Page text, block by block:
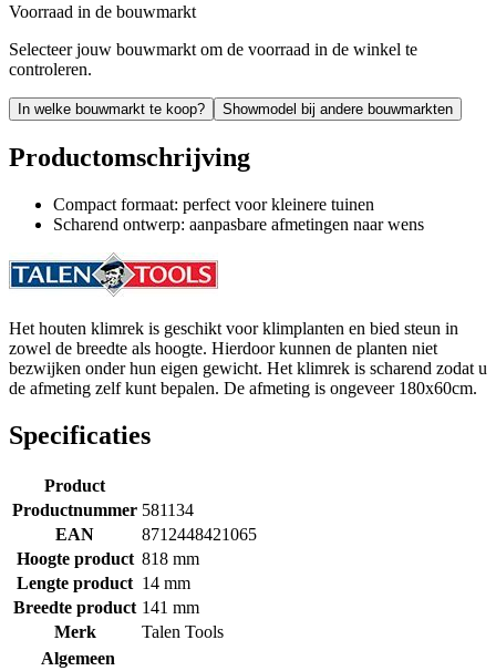
Voorraad in de bouwmarkt
Selecteer jouw bouwmarkt om de voorraad in de winkel te
controleren.
In welke bouwmarkt te koop? Showmodel bij andere bouwmarkten
Productomschrijving
Compact formaat: perfect voor kleinere tuinen
Scharend ontwerp: aanpasbare afmetingen naar wens
Het houten klimrek is geschikt voor klimplanten en bied steun in
zowel de breedte als hoogte. Hierdoor kunnen de planten niet
bezwijken onder hun eigen gewicht. Het klimrek is scharend zodat u
de afmeting zelf kunt bepalen. De afmeting is ongeveer 180x60cm.
Specificaties
Product
Productnummer 581134
EAN
8712448421065
Hoogte product 818 mm
Lengte product 14 mm
Breedte product 141 mm
Merk
Talen Tools
Algemeen